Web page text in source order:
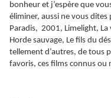
bonheur et j’espère que
éliminer, aussi ne vous dites
Paradis, 2001, Limelight, La
Horde sauvage, Le fils du
tellement d’autres, de tous
favoris, ces films connus